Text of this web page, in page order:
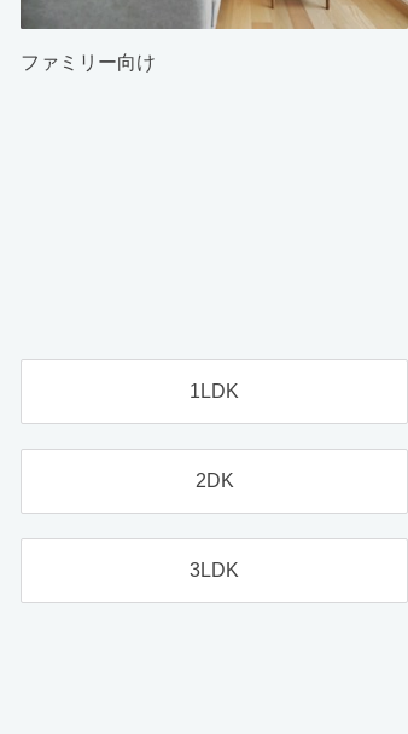
ファミリー向け
1LDK
2DK
3LDK